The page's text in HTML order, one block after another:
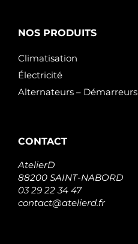
NOS PRODUITS
Climatisation
Électricité
Alternateurs – Démarreurs
CONTACT
AtelierD
88200 SAINT-NABORD
03 29 22 34 47
contact@atelierd.fr